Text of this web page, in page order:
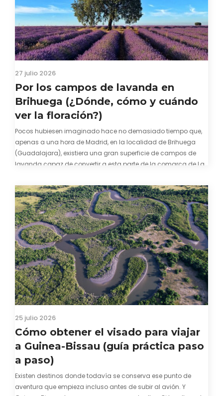
27 julio 2026
Por los campos de lavanda en
Brihuega (¿Dónde, cómo y cuándo
ver la floración?)
Pocos hubiesen imaginado hace no demasiado tiempo que,
apenas a una hora de Madrid, en la localidad de Brihuega
(Guadalajara), existiera una gran superficie de campos de
lavanda capaz de convertir a esta parte de la comarca de La
25 julio 2026
Cómo obtener el visado para viajar
a Guinea-Bissau (guía práctica paso
a paso)
Existen destinos donde todavía se conserva ese punto de
aventura que empieza incluso antes de subir al avión. Y